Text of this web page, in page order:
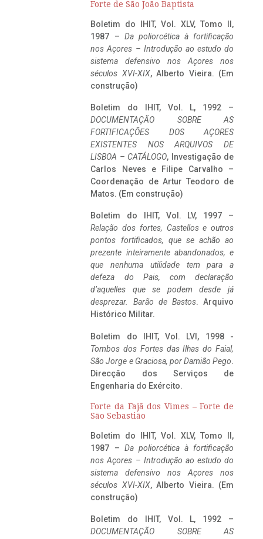
Forte de São João Baptista
Boletim do IHIT, Vol. XLV, Tomo II,
1987 – Da poliorcética à fortificação
nos Açores – Introdução ao estudo do
sistema defensivo nos Açores nos
séculos XVI-XIX, Alberto Vieira. (Em
construção)
Boletim do IHIT, Vol. L, 1992 –
DOCUMENTAÇÃO SOBRE AS
FORTIFICAÇÕES DOS AÇORES
EXISTENTES NOS ARQUIVOS DE
LISBOA – CATÁLOGO, Investigação de
Carlos Neves e Filipe Carvalho –
Coordenação de Artur Teodoro de
Matos. (Em construção)
Boletim do IHIT, Vol. LV, 1997 –
Relação dos fortes, Castellos e outros
pontos fortificados, que se achão ao
prezente inteiramente abandonados, e
que nenhuma utilidade tem para a
defeza do Pais, com declaração
d’aquelles que se podem desde já
desprezar. Barão de Bastos. Arquivo
Histórico Militar.
Boletim do IHIT, Vol. LVI, 1998 -
Tombos dos Fortes das Ilhas do Faial,
São Jorge e Graciosa, por Damião Pego.
Direcção dos Serviços de
Engenharia do Exército.
Forte da Fajã dos Vimes – Forte de
São Sebastião
Boletim do IHIT, Vol. XLV, Tomo II,
1987 – Da poliorcética à fortificação
nos Açores – Introdução ao estudo do
sistema defensivo nos Açores nos
séculos XVI-XIX, Alberto Vieira. (Em
construção)
Boletim do IHIT, Vol. L, 1992 –
DOCUMENTAÇÃO SOBRE AS